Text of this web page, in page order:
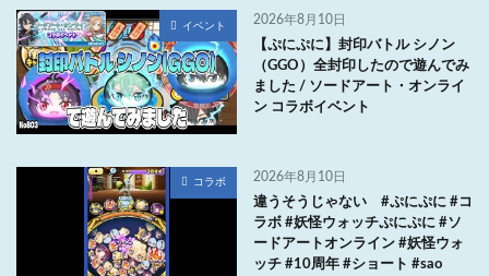
イベント 2026年8月10日
【ぷにぷに】封印バトル シノン
（GGO）全封印したので遊んでみ
ました / ソードアート・オンライ
ン コラボイベント
コラボ 2026年8月10日
違うそうじゃない #ぷにぷに #コ
ラボ #妖怪ウォッチぷにぷに #ソ
ードアートオンライン #妖怪ウォ
ッチ #10周年 #ショート #sao